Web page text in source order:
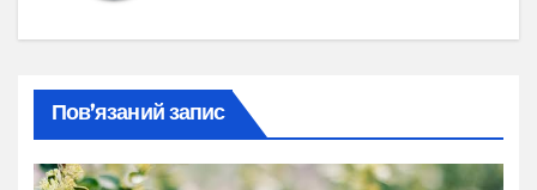
Пов’язаний запис